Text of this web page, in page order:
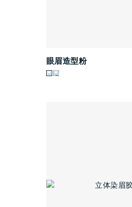
眼眉造型粉